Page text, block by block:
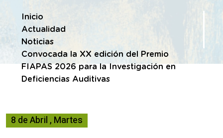
Te encuentras en
Inicio
Actualidad
Noticias
Convocada la XX edición del Premio
FIAPAS 2026 para la Investigación en
Deficiencias Auditivas
8 deAbril, Martes